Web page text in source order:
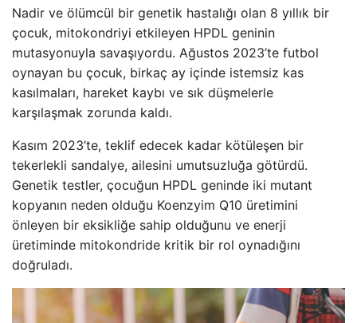
Nadir ve ölümcül bir genetik hastalığı olan 8 yıllık bir
çocuk, mitokondriyi etkileyen HPDL geninin
mutasyonuyla savaşıyordu. Ağustos 2023’te futbol
oynayan bu çocuk, birkaç ay içinde istemsiz kas
kasılmaları, hareket kaybı ve sık düşmelerle
karşılaşmak zorunda kaldı.
Kasım 2023’te, teklif edecek kadar kötüleşen bir
tekerlekli sandalye, ailesini umutsuzluğa götürdü.
Genetik testler, çocuğun HPDL geninde iki mutant
kopyanın neden olduğu Koenzyim Q10 üretimini
önleyen bir eksikliğe sahip olduğunu ve enerji
üretiminde mitokondride kritik bir rol oynadığını
doğruladı.